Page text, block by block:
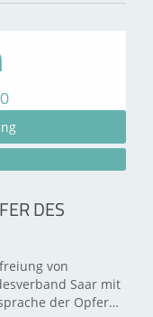
DES
von
Saar mit
der Opfer…